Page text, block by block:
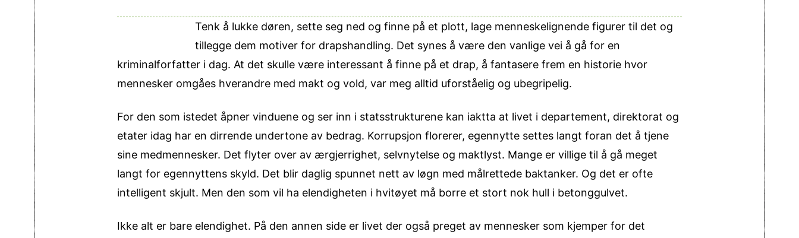
Tenk å lukke døren, sette seg ned og finne på et plott, lage menneskelignende figurer til det og
tillegge dem motiver for drapshandling. Det synes å være den vanlige vei å gå for en
kriminalforfatter i dag. At det skulle være interessant å finne på et drap, å fantasere frem en historie hvor
mennesker omgåes hverandre med makt og vold, var meg alltid uforståelig og ubegripelig.
For den som istedet åpner vinduene og ser inn i statsstrukturene kan iaktta at livet i departement, direktorat og
etater idag har en dirrende undertone av bedrag. Korrupsjon florerer, egennytte settes langt foran det å tjene
sine medmennesker. Det flyter over av ærgjerrighet, selvnytelse og maktlyst. Mange er villige til å gå meget
langt for egennyttens skyld. Det blir daglig spunnet nett av løgn med målrettede baktanker. Og det er ofte
intelligent skjult. Men den som vil ha elendigheten i hvitøyet må borre et stort nok hull i betonggulvet.
Ikke alt er bare elendighet. På den annen side er livet der også preget av mennesker som kjemper for det